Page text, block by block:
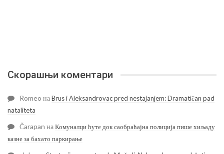
Скорашњи коментари
Romeo наBrus i Aleksandrovac pred nestajanjem: Dramatičan pad
nataliteta
Čarapan наКомуналци ћуте док саобраћајна полиција пише хиљаду
казне за бахато паркирање